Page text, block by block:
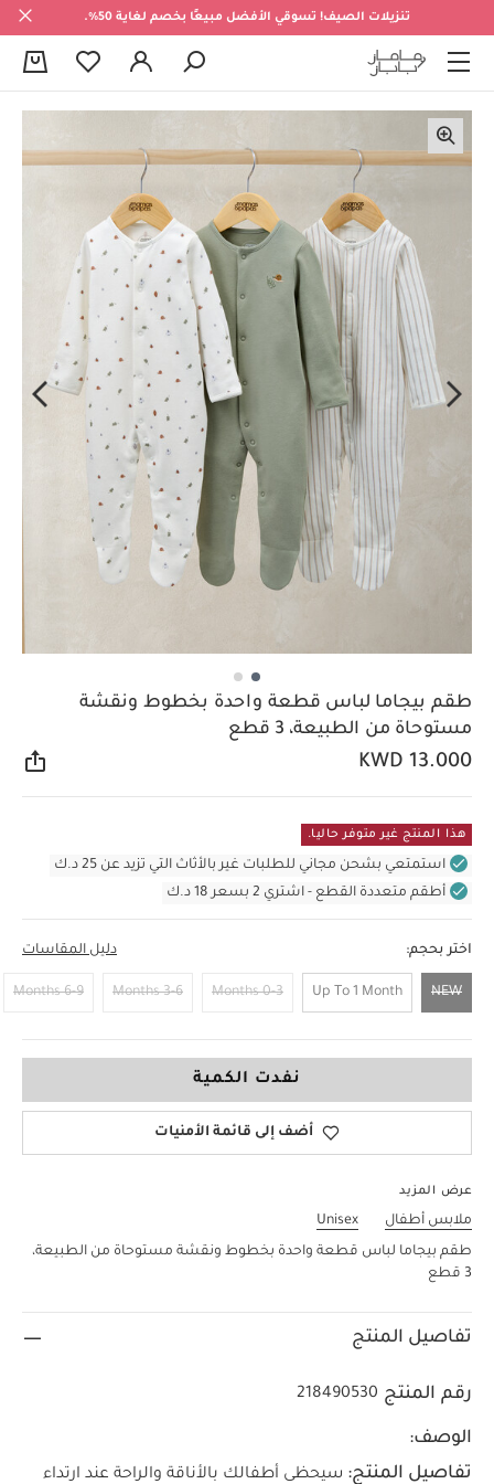
تنزيلات الصيف! تسوقي الأفضل مبيعًا بخصم لغاية 50%.
طقم بيجاما لباس قطعة واحدة بخطوط ونقشة
مستوحاة من الطبيعة، 3 قطع
KWD 13.000
هذا المنتج غير متوفر حاليا.
استمتعي بشحن مجاني للطلبات غير بالأثاث التي تزيد عن 25 د.ك
أطقم متعددة القطع - اشتري 2 بسعر 18 د.ك
اختر بحجم: دليل المقاسات
NEW
Up To 1 Month
0-3 Months
3-6 Months
6-9 Months
نفدت الكمية
أضف إلى قائمة الأمنيات
عرض المزيد
ملابس أطفال
Unisex
طقم بيجاما لباس قطعة واحدة بخطوط ونقشة مستوحاة من الطبيعة،
3 قطع
تفاصيل المنتج
رقم المنتج 218490530
الوصف:
تفاصيل المنتج: سيحظى أطفالك بالأناقة والراحة عند ارتداء